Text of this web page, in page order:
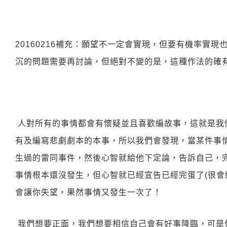
20160216補充：願望不一定會實現，但要有機率實現
沉的問題需要再討論，但絕對不變的是，這種作法的確
人對所有的事情都會有懷疑並且喜歡編故事，這就是
有及編寫悲劇劇本的本事，所以我們會發現，當某件
生過的雷同事件，然後心智就給他下定論，告訴自己
事情根本還沒發生，但心智就已經宣告已經完蛋了(很
會讓你失望，果然事情又發生一次了！
我們想要正面，我們想要相信自己會有好事降臨，可